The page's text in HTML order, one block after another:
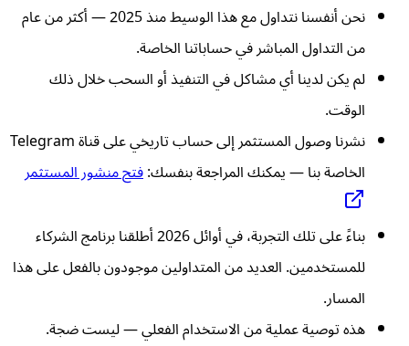
نحن أنفسنا نتداول مع هذا الوسيط منذ 2025 — أكثر من عام
من التداول المباشر في حساباتنا الخاصة.
لم يكن لدينا أي مشاكل في التنفيذ أو السحب خلال ذلك
الوقت.
نشرنا وصول المستثمر إلى حساب تاريخي على قناة Telegram
الخاصة بنا — يمكنك المراجعة بنفسك:فتح منشور المستثمر
بناءً على تلك التجربة، في أوائل 2026 أطلقنا برنامج الشركاء
للمستخدمين. العديد من المتداولين موجودون بالفعل على هذا
المسار.
هذه توصية عملية من الاستخدام الفعلي — ليست ضجة.